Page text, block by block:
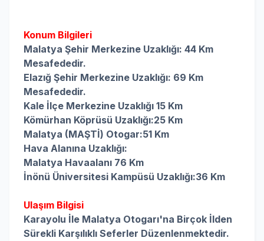
Konum Bilgileri
Malatya Şehir Merkezine Uzaklığı: 44 Km
Mesafededir.
Elazığ Şehir Merkezine Uzaklığı: 69 Km
Mesafededir.
Kale İlçe Merkezine Uzaklığı 15 Km
Kömürhan Köprüsü Uzaklığı:25 Km
Malatya (MAŞTİ) Otogar:51 Km
Hava Alanına Uzaklığı:
Malatya Havaalanı 76 Km
İnönü Üniversitesi Kampüsü Uzaklığı:36 Km
Ulaşım Bilgisi
Karayolu İle Malatya Otogarı'na Birçok İlden
Sürekli Karşılıklı Seferler Düzenlenmektedir.